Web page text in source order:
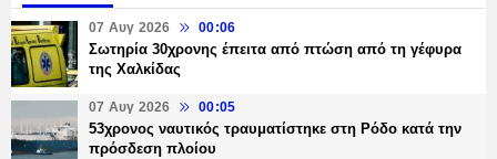
07 Αυγ 2026 00:06
Σωτηρία 30χρονης έπειτα από πτώση από τη γέφυρα
της Χαλκίδας
07 Αυγ 2026 00:05
53χρονος ναυτικός τραυματίστηκε στη Ρόδο κατά την
πρόσδεση πλοίου